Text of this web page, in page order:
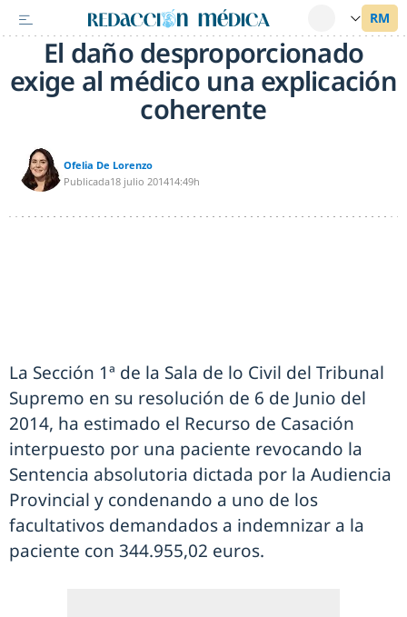
El daño desproporcionado
exige al médico una explicación
coherente
Ofelia De Lorenzo
Publicada18 julio 201414:49h
La Sección 1ª de la Sala de lo Civil del Tribunal
Supremo en su resolución de 6 de Junio del
2014, ha estimado el Recurso de Casación
interpuesto por una paciente revocando la
Sentencia absolutoria dictada por la Audiencia
Provincial y condenando a uno de los
facultativos demandados a indemnizar a la
paciente con 344.955,02 euros.